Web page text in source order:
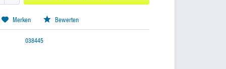
Merken Bewerten
038445